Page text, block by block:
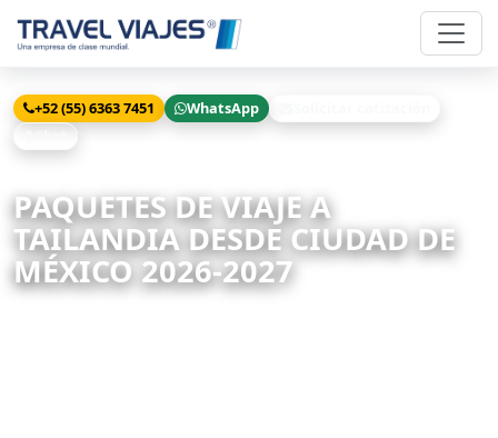
+52 (55) 6363 7451 WhatsApp
PAQUETES DE VIAJE A
TAILANDIA DESDE CIUDAD DE
MÉXICO 2026-2027